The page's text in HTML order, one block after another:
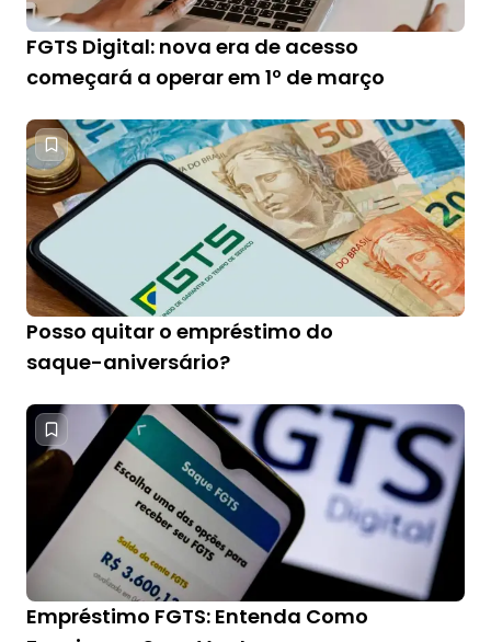
FGTS Digital: nova era de acesso
começará a operar em 1º de março
Posso quitar o empréstimo do
saque-aniversário?
Empréstimo FGTS: Entenda Como